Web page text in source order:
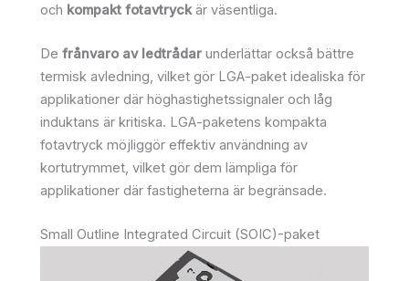
och kompakt fotavtryckär väsentliga.
De frånvaro av ledtrådar underlättar också bättre
termisk avledning, vilket gör LGA-paket idealiska för
applikationer där höghastighetssignaler och låg
induktans är kritiska. LGA-paketens kompakta
fotavtryck möjliggör effektiv användning av
kortutrymmet, vilket gör dem lämpliga för
applikationer där fastigheterna är begränsade.
Small Outline Integrated Circuit (SOIC)-paket